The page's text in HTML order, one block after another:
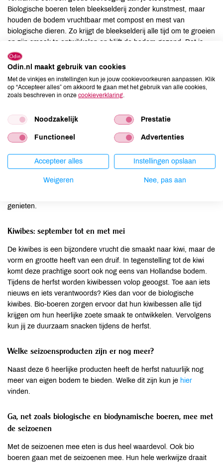
Biologische boeren telen bleekselderij zonder kunstmest, maar
houden de bodem vruchtbaar met compost en mest van
biologische dieren. Zo krijgt de bleekselderij alle tijd om te groeien
en zijn smaak te ontwikkelen en blijft de bodem gezond. Dat is
lekker voor jou én voor de wereld.
Appel en peer: eind augustus tot en met april
Appels en peren horen bij de herfst. Vanaf september worden de
geraapt van de Nederlandse boomgaarden! In principe zijn deze
het oogsten in de herfst bewaard worden in een koelcel. Maar zó
allerlekkerst… De herfst is dus het uitgelezen moment om
appels en peren zonder chemische bestrijdingsmiddelen, dus je
genieten.
Kiwibes: september tot en met mei
De kiwibes is een bijzondere vrucht die smaakt naar kiwi, maar de
vorm en grootte heeft van een druif. In tegenstelling tot de kiwi
komt deze prachtige soort ook nog eens van Hollandse bodem.
Tijdens de herfst worden kiwibessen volop geoogst. Toe aan iets
nieuws en iets verantwoords? Kies dan voor de biologische
kiwibes. Bio-boeren zorgen ervoor dat hun kiwibessen alle tijd
krijgen om hun heerlijke zoete smaak te ontwikkelen. Vervolgens
kun jij ze duurzaam snacken tijdens de herfst.
Welke seizoensproducten zijn er nog meer?
Naast deze 6 heerlijke producten heeft de herfst natuurlijk nog
meer van eigen bodem te bieden. Welke dit zijn kun je hier
vinden.
Ga, net zoals biologische en biodynamische boeren, mee met
de seizoenen
Met de seizoenen mee eten is dus heel waardevol. Ook bio
boeren gaan met de seizoenen mee. Hun hele werkwijze draait
Odin.nl maakt gebruik van cookies
Met de vinkjes en instellingen kun je jouw cookievoorkeuren aanpassen. Klik
op “Accepteer alles” om akkoord te gaan met het gebruik van alle cookies,
zoals beschreven in onze cookieverklaring
Noodzakelijk Prestatie
Functioneel Advertenties
Accepteer alles Instellingen opslaan
Weigeren Nee, pas aan